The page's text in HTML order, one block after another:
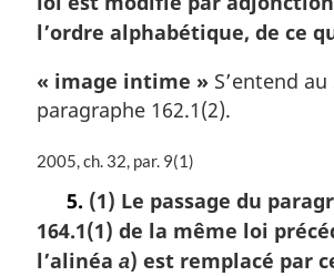
l’ordre alphabétique, de ce
« image intime » S’entend
paragraphe 162.1(2).
N
e
m
2005, ch. 32, par. 9(1)
5. (1) Le passage du
164.1(1) de la même loi
l’alinéa a) est remplacé par